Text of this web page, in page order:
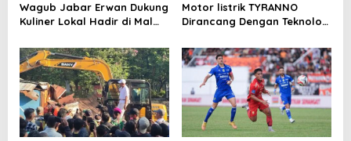
Wagub Jabar Erwan Dukung
Kuliner Lokal Hadir di Mal
Motor listrik TYRANNO
Dirancang Dengan Teknologi